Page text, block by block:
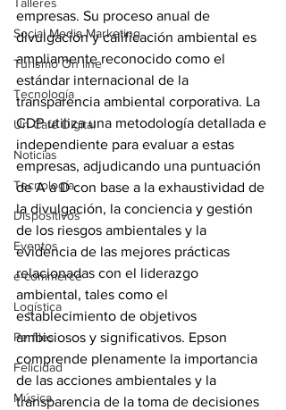
Social Media Marketing
Turismo On line
Tecnología
Un Café Digital
Noticias
Tecnología
Dispositivos
Eventos
e-commerce
Logística
Perfiles
Felicidad
Música
empresas. Su proceso anual de
divulgación y calificación ambiental es
ampliamente reconocido como el
estándar internacional de la
transparencia ambiental corporativa. La
CDP utiliza una metodología detallada e
independiente para evaluar a estas
empresas, adjudicando una puntuación
de A a D con base a la exhaustividad de
la divulgación, la conciencia y gestión
de los riesgos ambientales y la
evidencia de las mejores prácticas
relacionadas con el liderazgo
ambiental, tales como el
establecimiento de objetivos
ambiciosos y significativos. Epson
comprende plenamente la importancia
de las acciones ambientales y la
transparencia de la toma de decisiones